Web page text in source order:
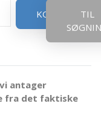
KOPIER
TIL
antager
fra det faktiske